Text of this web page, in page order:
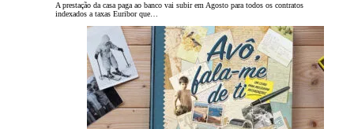
A prestação da casa paga ao banco vai subir em Agosto para todos os contratos
indexados a taxas Euribor que…